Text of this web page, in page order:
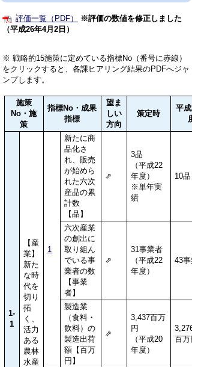
評価一覧（PDF）
※評価の数値を修正しました
（平成26年4月2日）
※ 戦略的15施策に定めている指標No（番号に赤線）
をクリックすると、各課ヒアリング結果のPDFへジャ
ンプします。
施策
No・施
策
指標No・成果
指標
望ま
しい
方向
策定時
平成24
度
1-
1
【産
業】
新た
な時
代を
切り
拓
く、
活力
ある
農林
水産
1
新たに商
品化さ
れ、販売
が始めら
れた六次
産品の累
計数
【品】
⇗
3品
（平成22
年度）
※単年実
績
10品
六次産業
の創出に
取り組ん
でいる事
業者の数
【事業
者】
⇗
31事業者
（平成22
年度）
43事業
製造業
（食料・
飲料）の
製造出荷
額【百万
円】
⇗
3,437百万
円
（平成20
年度）
3,276
百万円